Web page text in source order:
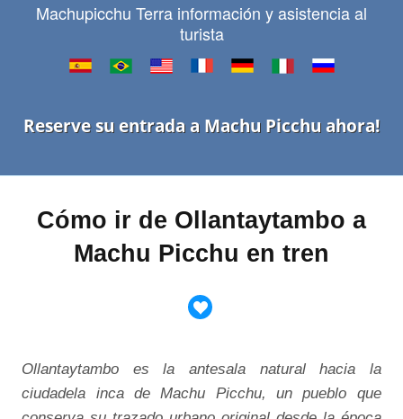
Machupicchu Terra información y asistencia al
turista
Reserve su entrada a Machu Picchu ahora!
Cómo ir de Ollantaytambo a
Machu Picchu en tren
Ollantaytambo es la antesala natural hacia la
ciudadela inca de Machu Picchu, un pueblo que